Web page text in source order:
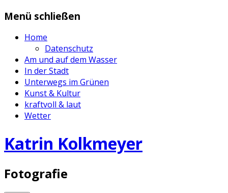
Zum
springen
Menü schließen
Home
Datenschutz
Am und auf dem Wasser
In der Stadt
Unterwegs im Grünen
Kunst & Kultur
kraftvoll & laut
Wetter
Katrin Kolkmeyer
Fotografie